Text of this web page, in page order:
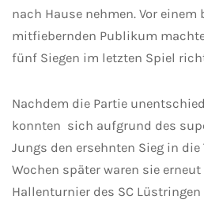
nach Hause nehmen. Vor einem
mitfiebernden Publikum
fünf Siegen im letzten Spiel
Nachdem die Partie
konnten sich aufgrund des
Jungs den ersehnten Sieg in die
Wochen später waren sie
Hallenturnier des SC Lüstringen